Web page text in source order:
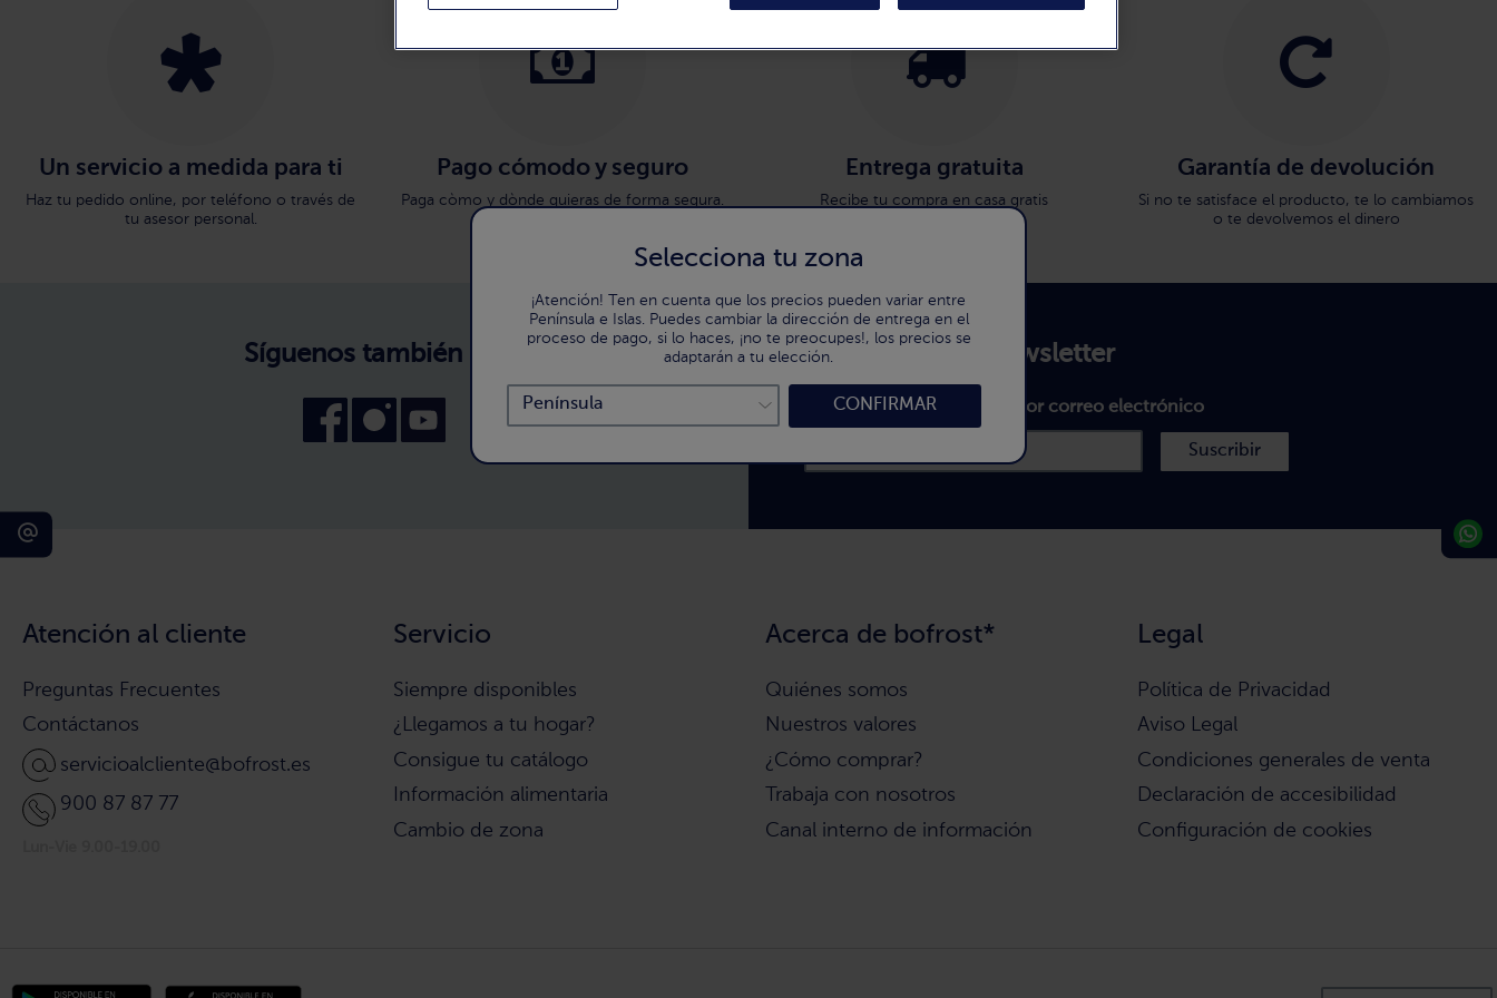
Un servicio a medida para ti
Haz tu pedido online, por teléfono o través de
tu asesor personal.
Pago cómodo y seguro
Paga còmo y dònde quieras de forma segura.
Entrega gratuita
Recibe tu compra en casa gratis
Garantía de devolución
Si no te satisface el producto, te lo cambiamos
o te devolvemos el dinero
Atención al cliente
Preguntas Frecuentes
Contáctanos
servicioalcliente@bofrost.es
900 87 87 77
Servicio
Siempre disponibles
¿Llegamos a tu hogar?
Consigue tu catálogo
Información alimentaria
Cambio de zona
Acerca de bofrost*
Quiénes somos
Nuestros valores
¿Cómo comprar?
Trabaja con nosotros
Canal interno de información
Legal
Política de Privacidad
Aviso Legal
Condiciones generales de venta
Declaración de accesibilidad
Configuración de cookies
Síguenos también en: Suscríbete a la newsletter
Consejos, ideas y recetas por correo electrónico
Suscribir
Selecciona tu zona
¡Atención! Ten en cuenta que los precios pueden variar entre
Península e Islas. Puedes cambiar la dirección de entrega en el
proceso de pago, si lo haces, ¡no te preocupes!, los precios se
adaptarán a tu elección.
CONFIRMAR